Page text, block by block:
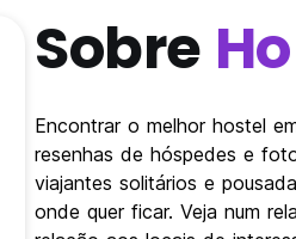
Sobre
Encontrar o melhor hostel
resenhas de hóspedes e
viajantes solitários e
onde quer ficar. Veja num